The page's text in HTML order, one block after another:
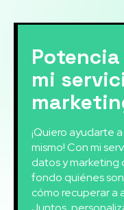
mi
¡Quiero ayudarte
mismo! Con mi
datos y
fondo quiénes
cómo recuperar a